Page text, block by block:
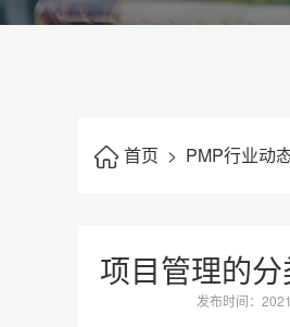
首页 > PMP行业动
项目管理的分
发布时间：